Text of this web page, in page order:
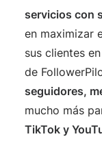
servicios con
en maximizar
sus clientes
de
seguidores,
mucho más
TikTok y